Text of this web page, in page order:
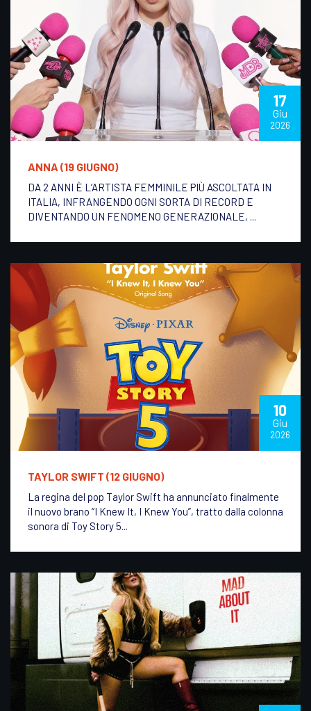
17
Giu
2026
ANNA (19 GIUGNO)
DA 2 ANNI È L’ARTISTA FEMMINILE PIÙ ASCOLTATA IN
ITALIA, INFRANGENDO OGNI SORTA DI RECORD E
DIVENTANDO UN FENOMENO GENERAZIONALE, ...
10
Giu
2026
TAYLOR SWIFT (12 GIUGNO)
La regina del pop Taylor Swift ha annunciato finalmente
il nuovo brano “I Knew It, I Knew You”, tratto dalla colonna
sonora di Toy Story 5...